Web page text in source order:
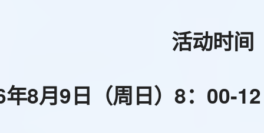
活动时间
8月9日（周日）8：00-